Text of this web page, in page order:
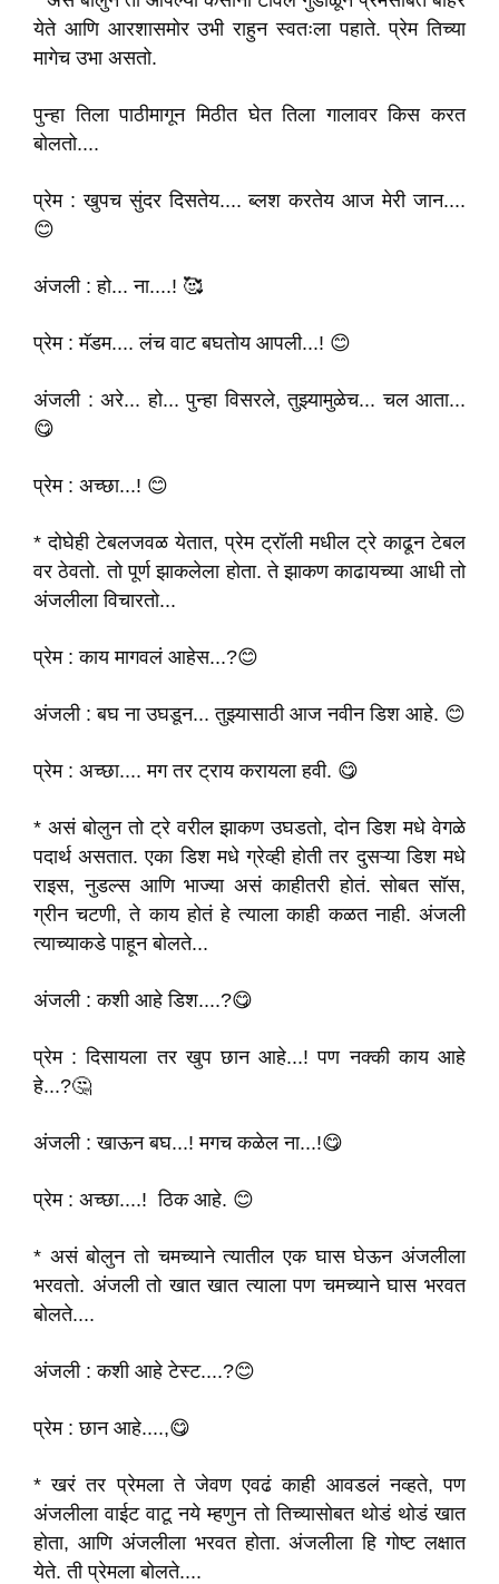
येते आणि आरशासमोर उभी राहुन स्वतःला पहाते. प्रेम तिच्या
मागेच उभा असतो.
पुन्हा तिला पाठीमागून मिठीत घेत तिला गालावर किस करत
बोलतो....
प्रेम : खुपच सुंदर दिसतेय.... ब्लश करतेय आज मेरी जान....
😊
अंजली : हो... ना....! 🥰
प्रेम : मॅडम.... लंच वाट बघतोय आपली...! 😊
अंजली : अरे... हो... पुन्हा विसरले, तुझ्यामुळेच... चल आता...
😋
प्रेम : अच्छा...! 😊
* दोघेही टेबलजवळ येतात, प्रेम ट्रॉली मधील ट्रे काढून टेबल
वर ठेवतो. तो पूर्ण झाकलेला होता. ते झाकण काढायच्या आधी तो
अंजलीला विचारतो...
प्रेम : काय मागवलं आहेस...?😊
अंजली : बघ ना उघडून... तुझ्यासाठी आज नवीन डिश आहे. 😊
प्रेम : अच्छा.... मग तर ट्राय करायला हवी. 😋
* असं बोलुन तो ट्रे वरील झाकण उघडतो, दोन डिश मधे वेगळे
पदार्थ असतात. एका डिश मधे ग्रेव्ही होती तर दुसऱ्या डिश मधे
राइस, नुडल्स आणि भाज्या असं काहीतरी होतं. सोबत सॉस,
ग्रीन चटणी, ते काय होतं हे त्याला काही कळत नाही. अंजली
त्याच्याकडे पाहून बोलते...
अंजली : कशी आहे डिश....?😋
प्रेम : दिसायला तर खुप छान आहे...! पण नक्की काय आहे
हे...?🤔
अंजली : खाऊन बघ...! मगच कळेल ना...!😋
प्रेम : अच्छा....! ठिक आहे. 😊
* असं बोलुन तो चमच्याने त्यातील एक घास घेऊन अंजलीला
भरवतो. अंजली तो खात खात त्याला पण चमच्याने घास भरवत
बोलते....
अंजली : कशी आहे टेस्ट....?😊
प्रेम : छान आहे....,😋
* खरं तर प्रेमला ते जेवण एवढं काही आवडलं नव्हते, पण
अंजलीला वाईट वाटू नये म्हणुन तो तिच्यासोबत थोडं थोडं खात
होता, आणि अंजलीला भरवत होता. अंजलीला हि गोष्ट लक्षात
येते. ती प्रेमला बोलते....